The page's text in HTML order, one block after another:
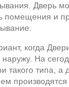
Дверь
помещения и
когда
На
такого типа, а
производятся